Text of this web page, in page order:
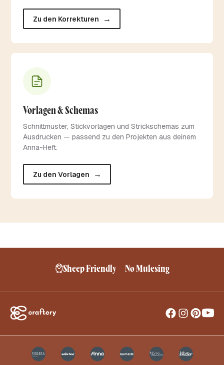
Zu den Korrekturen →
Vorlagen & Schemas
Schnittmuster, Stickvorlagen und Strickschemas zum
Ausdrucken — passend zu den Projekten aus deinem
Anna-Heft.
Zu den Vorlagen →
Kostenlose Lieferung ab 24,95 €